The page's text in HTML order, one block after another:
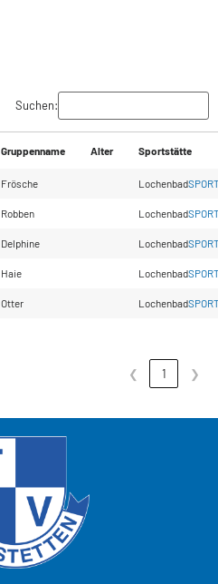
Suchen:
Gruppenname Alter Sportstätte
Frösche Lochenbad
Robben Lochenbad
Delphine Lochenbad
Haie Lochenbad
Otter Lochenbad
❮ 1 ❯